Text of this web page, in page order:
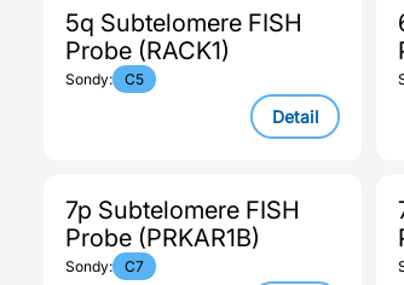
5q Subtelomere FISH
Probe (RACK1)
Sondy: C5
Detail
7p Subtelomere FISH
Probe (PRKAR1B)
Sondy: C7